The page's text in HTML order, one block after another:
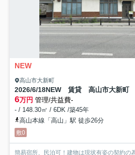
NEW
高山市大新町
2026/6/18NEW 賃貸 高山市大新町
6万円 管理/共益費-
- / 148.30㎡ / 6DK /築45年
高山本線「高山」駅 徒歩26分
敷0
簡易宿所、民泊可！建物は現状有姿の契約の